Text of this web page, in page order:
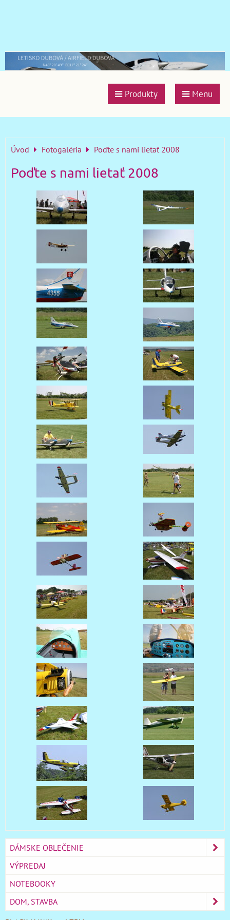
Produkty Menu
Úvod Fotogaléria Poďte s nami lietať 2008
Poďte s nami lietať 2008
DÁMSKE OBLEČENIE
VÝPREDAJ
NOTEBOOKY
DOM, STAVBA